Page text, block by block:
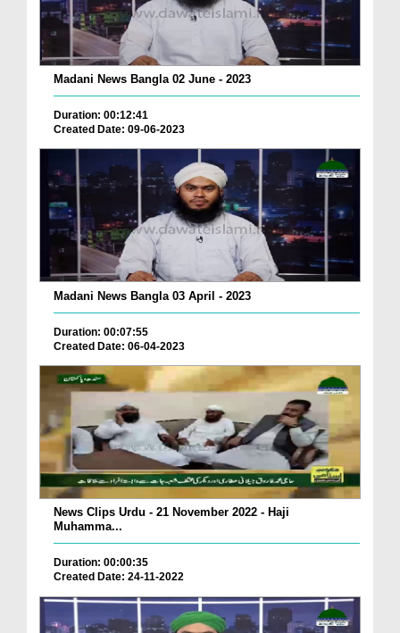
Madani News Bangla 02 June - 2023
Duration: 00:12:41
Created Date: 09-06-2023
Madani News Bangla 03 April - 2023
Duration: 00:07:55
Created Date: 06-04-2023
News Clips Urdu - 21 November 2022 - Haji
Muhamma...
Duration: 00:00:35
Created Date: 24-11-2022